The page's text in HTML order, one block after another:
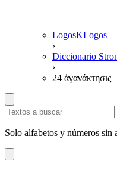
LogosKLogos
›
Diccionario
›
24 ἀγανάκτησις
Solo alfabetos y números sin